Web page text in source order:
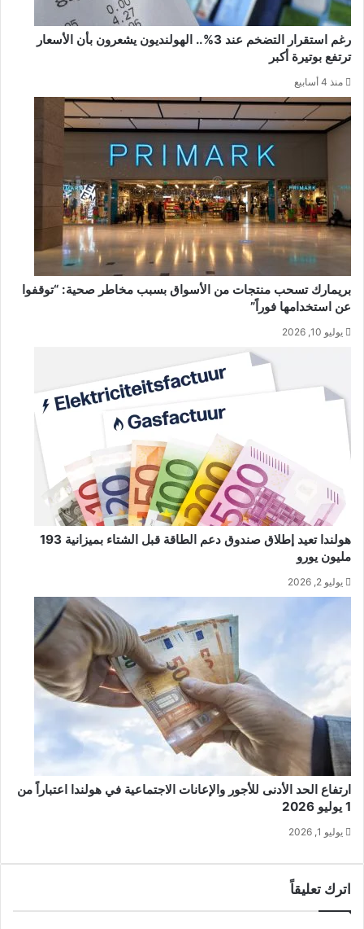
رغم استقرار التضخم عند 3%.. الهولنديون يشعرون بأن الأسعار
ترتفع بوتيرة أكبر
منذ 4 أسابيع
بريمارك تسحب منتجات من الأسواق بسبب مخاطر صحية: “توقفوا
عن استخدامها فوراً”
يوليو 10, 2026
هولندا تعيد إطلاق صندوق دعم الطاقة قبل الشتاء بميزانية 193
مليون يورو
يوليو 2, 2026
ارتفاع الحد الأدنى للأجور والإعانات الاجتماعية في هولندا اعتباراً من
1 يوليو 2026
يوليو 1, 2026
اترك تعليقاً